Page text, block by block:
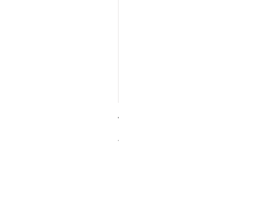
VETRO SPECTRUM 136 S
A partire da
Prezzo scontato